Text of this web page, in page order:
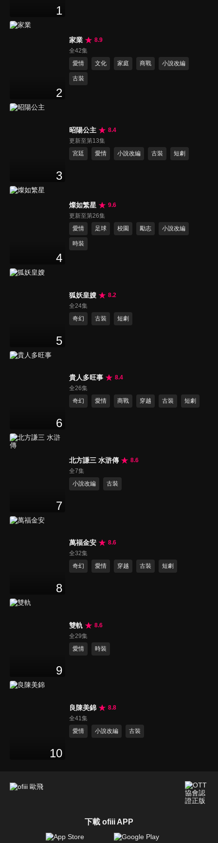
1
2
家業
8.9
全42集
愛情
文化 家庭 商戰 小說改編
古裝
3
昭陽公主
8.4
更新至第13集
宮廷
愛情 小說改編 古裝 短劇
4
燦如繁星
9.6
更新至第26集
愛情
足球 校園 勵志 小說改編
時裝
5
狐妖皇嫂
8.2
全24集
奇幻
古裝 短劇
6
貴人多旺事
8.4
全26集
奇幻
愛情 商戰 穿越 古裝 短劇
7
北方謙三 水滸傳
8.6
全7集
小說改編
古裝
8
萬福金安
8.6
全32集
奇幻
愛情 穿越 古裝 短劇
9
雙軌
8.6
全29集
愛情
時裝
10
良陳美錦
8.8
全41集
愛情
小說改編 古裝
下載 ofiii APP